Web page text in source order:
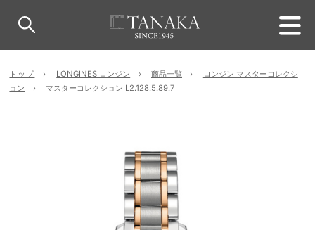
トップ LONGINES ロンジン 商品一覧
ロンジン マスターコレクシ
ョン
マスターコレクション L2.128.5.89.7